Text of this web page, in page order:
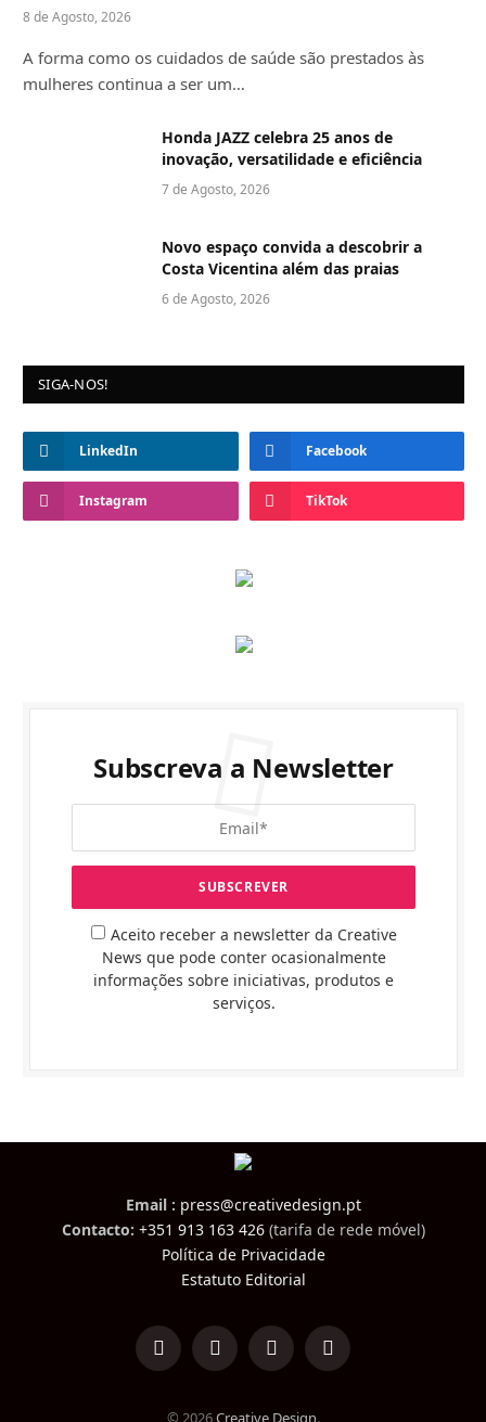
8 de Agosto, 2026
A forma como os cuidados de saúde são prestados às
mulheres continua a ser um…
Honda JAZZ celebra 25 anos de
inovação, versatilidade e eficiência
7 de Agosto, 2026
Novo espaço convida a descobrir a
Costa Vicentina além das praias
6 de Agosto, 2026
SIGA-NOS!
LinkedIn Facebook
Instagram TikTok
Subscreva a Newsletter
Aceito receber a newsletter da Creative
News que pode conter ocasionalmente
informações sobre iniciativas, produtos e
serviços.
Email : press@creativedesign.pt
Contacto: +351 913 163 426(tarifa de rede móvel)
Política de Privacidade
Estatuto Editorial
LinkedInFacebookInstagramTikTok